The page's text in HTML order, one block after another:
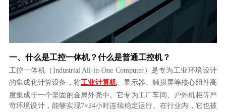
一、什么是工控一体机？什么是普通工控机？
工控一体机（Industrial All-in-One Computer）是专为工业环境设计
的集成化计算设备，将工业计算机、显示器、触摸屏等核心组件高
度集成于一个坚固的金属外壳中。它专为工厂车间、户外机柜等严
苛环境设计，能够实现7×24小时连续稳定运行。在行业内，它也被